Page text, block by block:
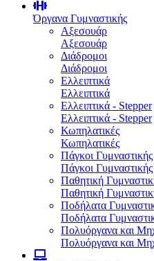
Όργανα Γυμναστικής
Αξεσουάρ
Αξεσουάρ
Διάδρομοι
Διάδρομοι
Ελλειπτικά
Ελλειπτικά
Ελλειπτικά - Stepper
Ελλειπτικά - Stepper
Κωπηλατικές
Κωπηλατικές
Πάγκοι Γυμναστικής
Πάγκοι Γυμναστικής
Παθητική
Παθητική
Ποδήλατα
Ποδήλατα
Πολυόργανα και
Πολυόργανα και